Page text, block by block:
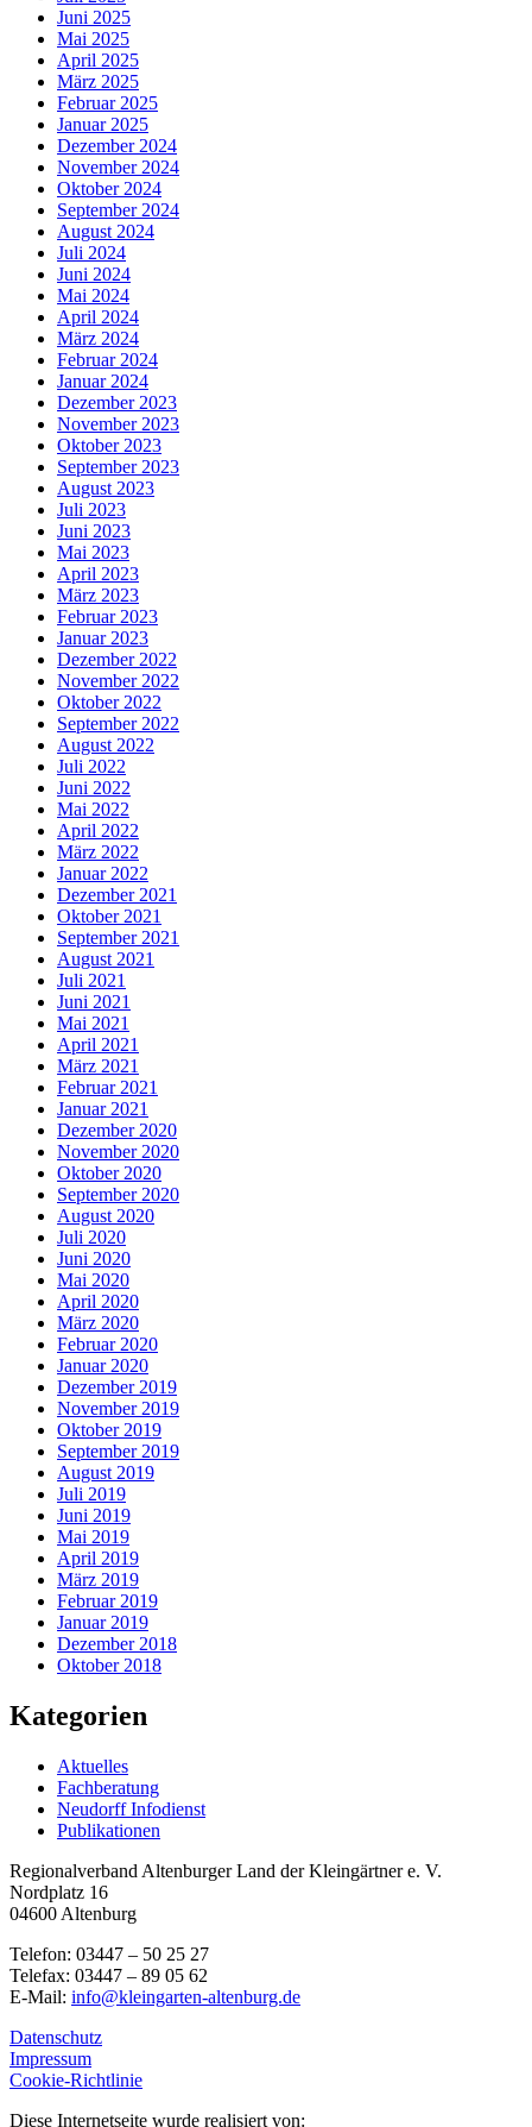
Juni 2025
Mai 2025
April 2025
März 2025
Februar 2025
Januar 2025
Dezember 2024
November 2024
Oktober 2024
September 2024
August 2024
Juli 2024
Juni 2024
Mai 2024
April 2024
März 2024
Februar 2024
Januar 2024
Dezember 2023
November 2023
Oktober 2023
September 2023
August 2023
Juli 2023
Juni 2023
Mai 2023
April 2023
März 2023
Februar 2023
Januar 2023
Dezember 2022
November 2022
Oktober 2022
September 2022
August 2022
Juli 2022
Juni 2022
Mai 2022
April 2022
März 2022
Januar 2022
Dezember 2021
Oktober 2021
September 2021
August 2021
Juli 2021
Juni 2021
Mai 2021
April 2021
März 2021
Februar 2021
Januar 2021
Dezember 2020
November 2020
Oktober 2020
September 2020
August 2020
Juli 2020
Juni 2020
Mai 2020
April 2020
März 2020
Februar 2020
Januar 2020
Dezember 2019
November 2019
Oktober 2019
September 2019
August 2019
Juli 2019
Juni 2019
Mai 2019
April 2019
März 2019
Februar 2019
Januar 2019
Dezember 2018
Oktober 2018
Kategorien
Aktuelles
Fachberatung
Neudorff Infodienst
Publikationen
Regionalverband Altenburger Land der Kleingärtner e. V.
Nordplatz 16
04600 Altenburg
Telefon: 03447 – 50 25 27
Telefax: 03447 – 89 05 62
E-Mail: info@kleingarten-altenburg.de
Datenschutz
Impressum
Cookie-Richtlinie
Diese Internetseite wurde realisiert von: